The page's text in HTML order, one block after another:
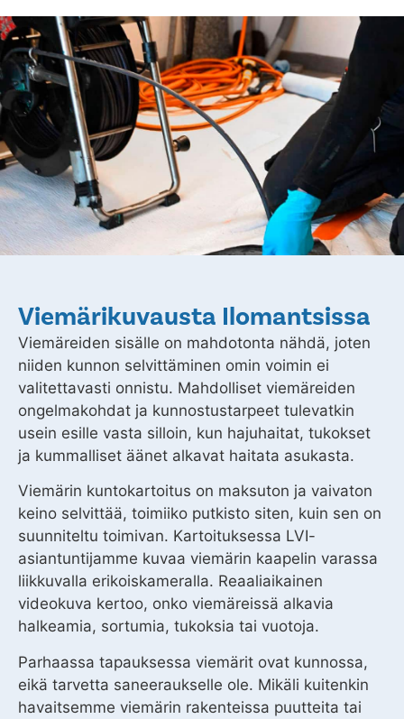
Viemärikuvausta Ilomantsissa
Viemäreiden sisälle on mahdotonta nähdä, joten
niiden kunnon selvittäminen omin voimin ei
valitettavasti onnistu. Mahdolliset viemäreiden
ongelmakohdat ja kunnostustarpeet tulevatkin
usein esille vasta silloin, kun hajuhaitat, tukokset
ja kummalliset äänet alkavat haitata asukasta.
Viemärin kuntokartoitus on maksuton ja vaivaton
keino selvittää, toimiiko putkisto siten, kuin sen on
suunniteltu toimivan. Kartoituksessa LVI-
asiantuntijamme kuvaa viemärin kaapelin varassa
liikkuvalla erikoiskameralla. Reaaliaikainen
videokuva kertoo, onko viemäreissä alkavia
halkeamia, sortumia, tukoksia tai vuotoja.
Parhaassa tapauksessa viemärit ovat kunnossa,
eikä tarvetta saneeraukselle ole. Mikäli kuitenkin
havaitsemme viemärin rakenteissa puutteita tai